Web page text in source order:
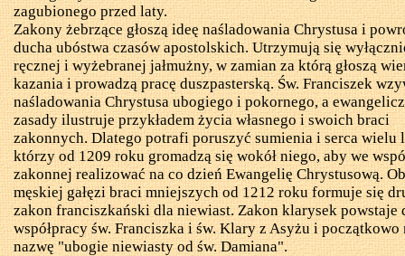
zagubionego przed laty.
Zakony żebrzące głoszą ideę naśladowania Chrystusa i
ducha ubóstwa czasów apostolskich. Utrzymują się
ręcznej i wyżebranej jałmużny, wzamian za którą głoszą
kazania i prowadzą pracę duszpasterską. Św. Franciszek
naśladowania Chrystusa ubogiego i pokornego, a
zasady ilustruje przykładem życia własnego i swoich braci
zakonnych. Dlatego potrafi poruszyć sumienia i serca wielu
którzy od 1209 roku gromadzą się wokół niego, aby we
zakonnejrealizować na co dzień Ewangelię Chrystusową.
męskiej gałęzi braci mniejszych od 1212 roku formuje się
zakon franciszkański dla niewiast. Zakon klarysek powstaje
współpracy św. Franciszka i św. Klary z Asyżu i początkowo
nazwę "ubogie niewiasty od św. Damiana".